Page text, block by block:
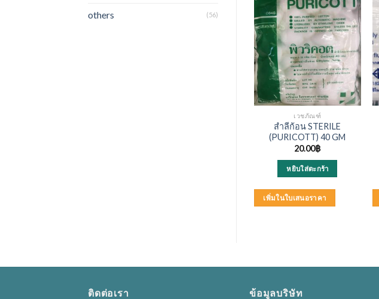
others (56)
เวชภัณฑ์
สำลีก้อน STERILE
(PURICOTT) 40 GM
20.00฿
หยิบใส่ตะกร้า
เพิ่มในใบเสนอราคา
ติดต่อเรา ข้อมูลบริษัท